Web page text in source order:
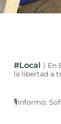
#Local | En
la libertad a
🎙Informó: